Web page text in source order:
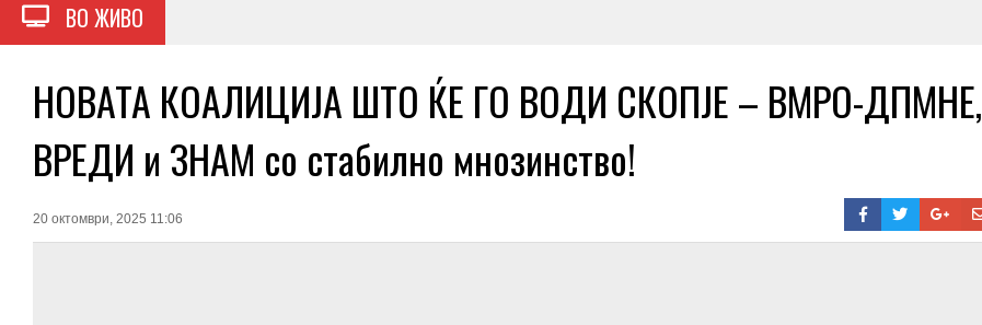
ВО ЖИВО
НОВАТА КОАЛИЦИЈА ШТО ЌЕ ГО ВОДИ СКОПЈЕ – ВМРО-ДПМНЕ,
ВРЕДИ и ЗНАМ со стабилно мнозинство!
20 октомври, 2025 11:06